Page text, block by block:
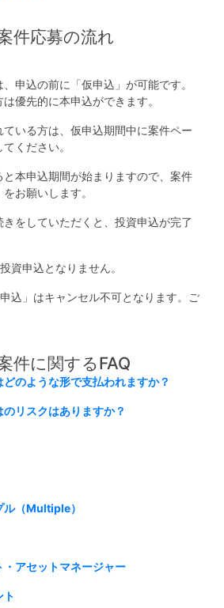
件応募の流れ
申込の前に「仮申込」が可能です。
は優先的に本申込ができます。​
ている方は、仮申込期間中に案件ペー
ください。
と本申込期間が始まりますので、案件
お願いします。​
きをしていただくと、投資申込が完了
資申込となりません。​
込」はキャンセル不可となります。ご
件に関するFAQ
のような形で支払われますか？
リスクはありますか？
ル（Multiple）
アセットマネージャー
ト